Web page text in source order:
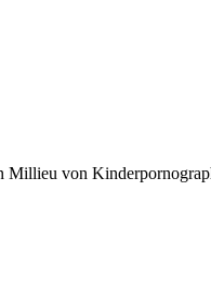
von